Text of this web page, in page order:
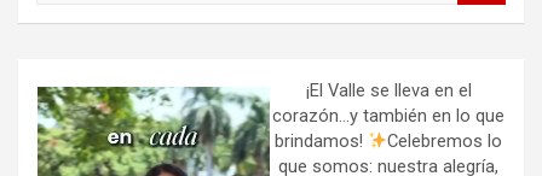
h
¡El Valle se lleva en el
corazón…y también en lo que
brindamos!
Celebremos lo
que somos: nuestra alegría,